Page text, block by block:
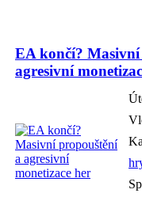
EA končí?
agresivní